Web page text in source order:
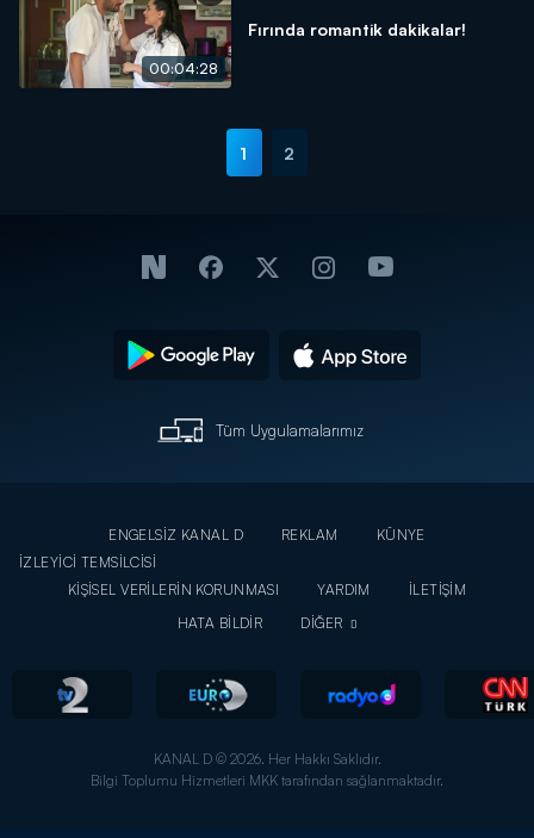
00:04:28
Fırında romantik dakikalar!
1 2
Tüm Uygulamalarımız
ENGELSİZ KANAL D REKLAM
KÜNYE
İZLEYİCİ TEMSİLCİSİ
KİŞİSEL VERİLERİN KORUNMASI
YARDIM
İLETİŞİM
HATA BİLDİR
DİĞER
KANAL D © 2026. Her Hakkı Saklıdır.
Bilgi Toplumu Hizmetleri MKK tarafından sağlanmaktadır.